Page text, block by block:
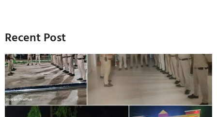
Recent Post